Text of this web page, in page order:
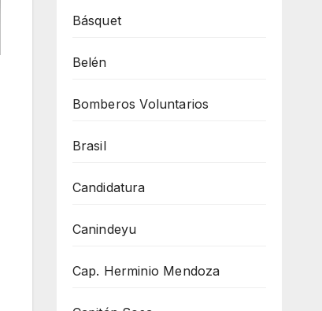
Básquet
Belén
Bomberos Voluntarios
Brasil
Candidatura
Canindeyu
Cap. Herminio Mendoza